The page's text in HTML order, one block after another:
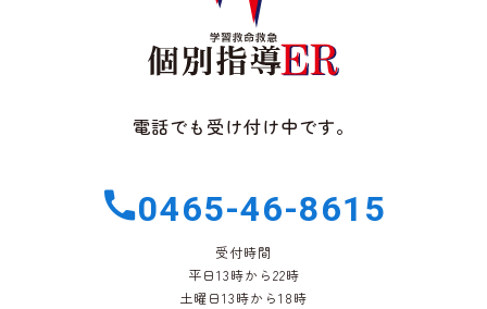
電話でも受け付け中です。
0465-46-8615
受付時間
平日13時から22時
土曜日13時から18時